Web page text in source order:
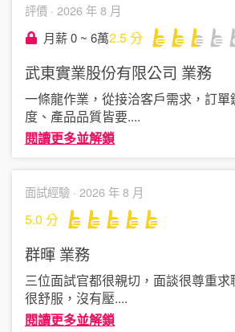
評價 · 2026 年 8 月
月薪 0 ~ 6萬2.5分
武東實業股份有限公司 業務
一條龍作業，從接洽客戶需求，訂單
度、產品品質皆要....
閱讀更多並解鎖
面試經驗 · 2026 年 8 月
5.0 分
群暉 業務
三位面試官都很親切，面談很尊重求
很舒服，沒有壓....
閱讀更多並解鎖